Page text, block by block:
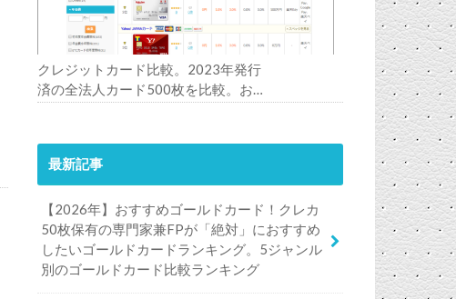
クレジットカード比較。2023年発行
済の全法人カード500枚を比較。お
最新記事
【2026年】おすすめゴールドカード！クレカ
50枚保有の専門家兼FPが「絶対」におすすめ
したいゴールドカードランキング。5ジャンル
別のゴールドカード比較ランキング